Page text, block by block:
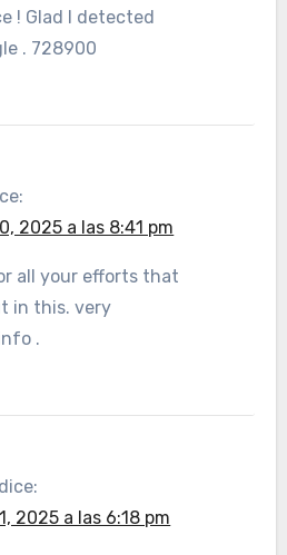
! Glad I detected
. 728900
2025 a las 8:41 pm
all your efforts that
in this. very
.
dice:
2025 a las 6:18 pm